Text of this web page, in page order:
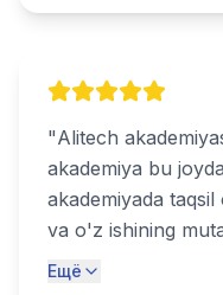
"Alitech
akademiya bu
akademiyada
va o'z ishining
Alitech academy
Ещё